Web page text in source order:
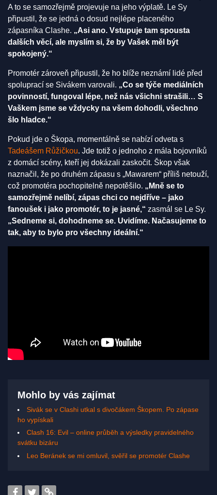
A to se samozřejmě projevuje na jeho výplatě. Le Sy
připustil, že se jedná o dosud nejlépe placeného
zápasníka Clashe. „Asi ano. Vstupuje tam spousta
dalších věcí, ale myslím si, že by Vašek měl být
spokojený.“
Promotér zároveň připustil, že ho blíže neznámí lidé před
spoluprací se Sivákem varovali. „Co se týče mediálních
povinností, fungoval lépe, než nás všichni strašili… S
Vaškem jsme se vždycky na všem dohodli, všechno
šlo hladce.“
Pokud jde o Škopa, momentálně se nabízí odveta s
Tadeášem Růžičkou. Jde totiž o jednoho z mála bojovníků
z domácí scény, kteří jej dokázali zaskočit. Škop však
naznačil, že po druhém zápasu s „Mawarem“ příliš netouží,
což promotéra pochopitelně nepotěšilo. „Mně se to
samozřejmě nelíbí, zápas chci co nejdříve – jako
fanoušek i jako promotér, to je jasné,“ zasmál se Le Sy.
„Sedneme si, dohodneme se. Uvidíme. Načasujeme to
tak, aby to bylo pro všechny ideální.“
Mohlo by vás zajímat
Sivák se v Clashi utkal s divočákem Škopem. Po zápase
ho vypískali
Clash 16: Evil – online průběh a výsledky pravidelného
svátku bizáru
Leo Beránek se mi omluvil, svěřil se promotér Clashe